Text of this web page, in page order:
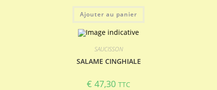
Ajouter au panier
SAUCISSON
SALAME CINGHIALE
€ 47,30 TTC